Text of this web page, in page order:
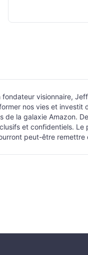
visionnaire,
nos vies et investit
de la galaxie Amazon.
et confidentiels.
peut-être remettre